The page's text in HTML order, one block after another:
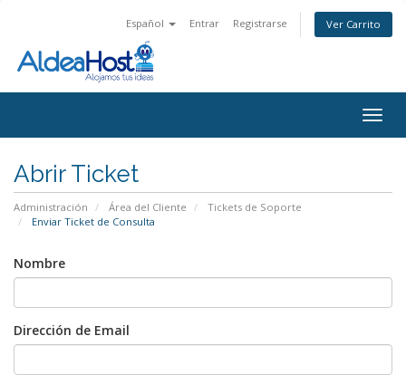
Español Entrar Registrarse Ver Carrito
Abrir Ticket
Administración Área del Cliente
Tickets de Soporte
Enviar Ticket de Consulta
Nombre
Dirección de Email